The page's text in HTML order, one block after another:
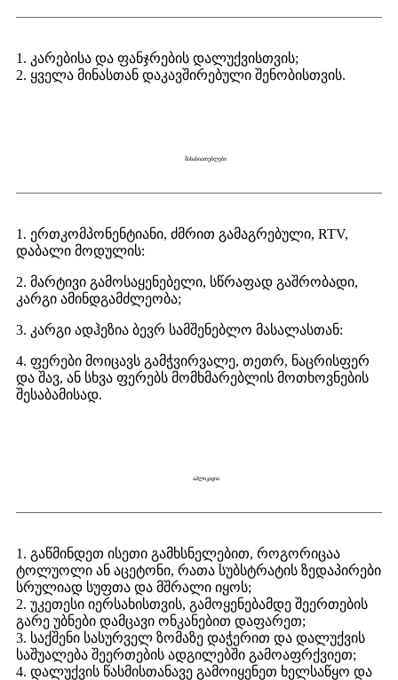
1. კარებისა და ფანჯრების დალუქვისთვის;
2. ყველა მინასთან დაკავშირებული შენობისთვის.
მახასიათებლები
1. ერთკომპონენტიანი, ძმრით გამაგრებული, RTV,
დაბალი მოდულის:
2. მარტივი გამოსაყენებელი, სწრაფად გაშრობადი,
კარგი ამინდგამძლეობა;
3. კარგი ადჰეზია ბევრ სამშენებლო მასალასთან:
4. ფერები მოიცავს გამჭვირვალე, თეთრ, ნაცრისფერ
და შავ, ან სხვა ფერებს მომხმარებლის მოთხოვნების
შესაბამისად.
აპლიკაცია
1. გაწმინდეთ ისეთი გამხსნელებით, როგორიცაა
ტოლუოლი ან აცეტონი, რათა სუბსტრატის ზედაპირები
სრულიად სუფთა და მშრალი იყოს;
2. უკეთესი იერსახისთვის, გამოყენებამდე შეერთების
გარე უბნები დამცავი ონკანებით დაფარეთ;
3. საქშენი სასურველ ზომაზე დაჭერით და დალუქვის
საშუალება შეერთების ადგილებში გამოაფრქვიეთ;
4. დალუქვის წასმისთანავე გამოიყენეთ ხელსაწყო და